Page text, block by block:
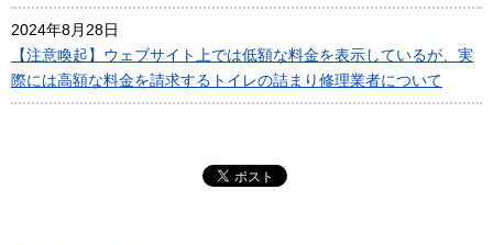
2024年8月28日
【注意喚起】ウェブサイト上では低額な料金を表示しているが、実
際には高額な料金を請求するトイレの詰まり修理業者について